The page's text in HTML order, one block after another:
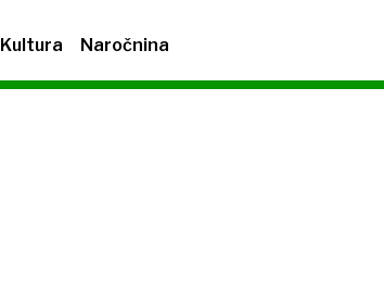
Kultura Naročnina